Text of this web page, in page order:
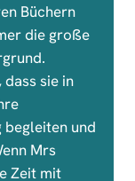
Büchern
die große
sie in
begleiten und
Mrs
Zeit mit